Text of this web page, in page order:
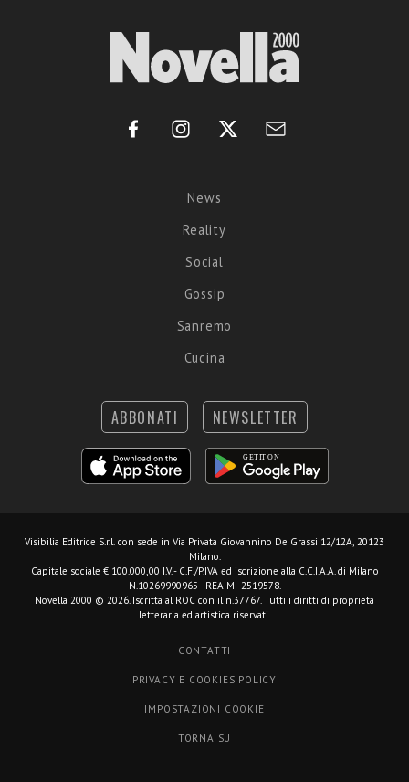
News
Reality
Social
Gossip
Sanremo
Cucina
ABBONATI NEWSLETTER
Visibilia Editrice S.r.l. con sede in Via Privata Giovannino De Grassi 12/12A, 20123
Milano.
Capitale sociale € 100.000,00 I.V. - C.F./P.IVA ed iscrizione alla C.C.I.A.A. di Milano
N.10269990965 - REA MI-2519578.
Novella 2000 © 2026. Iscritta al ROC con il n.37767. Tutti i diritti di proprietà
letteraria ed artistica riservati.
CONTATTI
PRIVACY E COOKIES POLICY
IMPOSTAZIONI COOKIE
TORNA SU